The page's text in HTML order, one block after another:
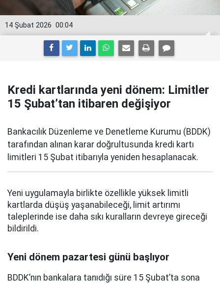
00:04
14 Şubat 2026
Kredi kartlarında yeni dönem: Limitler
15 Şubat’tan itibaren değişiyor
Bankacılık Düzenleme ve Denetleme Kurumu (BDDK)
tarafından alınan karar doğrultusunda kredi kartı
limitleri 15 Şubat itibarıyla yeniden hesaplanacak.
Yeni uygulamayla birlikte özellikle yüksek limitli
kartlarda düşüş yaşanabileceği, limit artırımı
taleplerinde ise daha sıkı kuralların devreye gireceği
bildirildi.
Yeni dönem pazartesi günü başlıyor
BDDK’nın bankalara tanıdığı süre 15 Şubat’ta sona